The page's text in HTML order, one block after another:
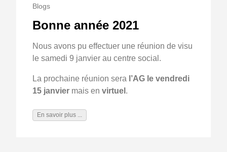
Blogs
Bonne année 2021
Nous avons pu effectuer une réunion de visu
le samedi 9 janvier au centre social.
La prochaine réunion sera l’AG le vendredi
15 janvier mais en virtuel .
En savoir plus ...